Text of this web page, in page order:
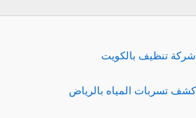
شركة تنظيف بالكويت
كشف تسربات المياه بالرياض